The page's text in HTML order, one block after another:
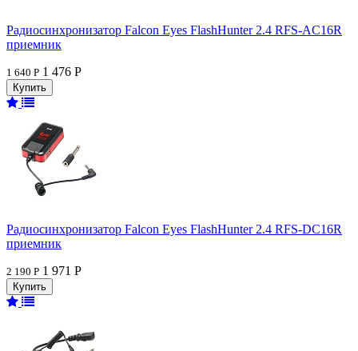
Радиосинхронизатор Falcon Eyes FlashHunter 2.4 RFS-AC16R
приемник
1 640 Р 1 476 Р
Радиосинхронизатор Falcon Eyes FlashHunter 2.4 RFS-DC16R
приемник
2 190 Р 1 971 Р